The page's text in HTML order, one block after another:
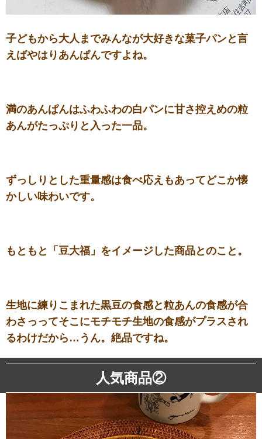
子どもから大人までみんなが大好きな菓子パンと言
えばやはりあんぱんですよね。
満のあんぱんはふわふわの白パンに甘さ控えめの粒
あんがたっぷりと入った一品。
ずっしりとした重量感は食べ応えもあってどこか懐
かしい味わいです。
もともと「豆大福」をイメージした商品とのこと。
生地に練りこまれた黒豆の食感と粒あんの食感が合
わさっってそこにモチモチ生地の食感がプラスされ
るわけだから…うん。絶品ですね。
人気商品②